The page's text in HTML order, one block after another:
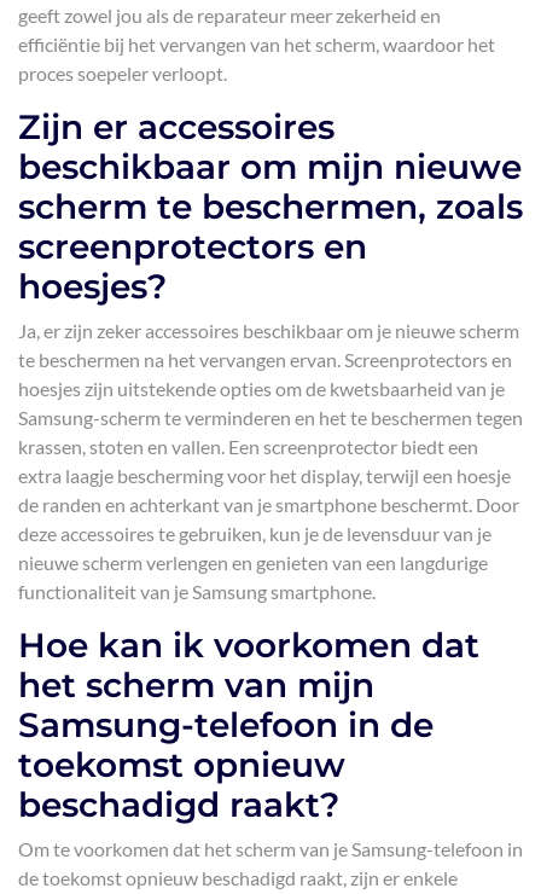
geeft zowel jou als de reparateur meer zekerheid en
efficiëntie bij het vervangen van het scherm, waardoor het
proces soepeler verloopt.
Zijn er accessoires
beschikbaar om mijn nieuwe
scherm te beschermen, zoals
screenprotectors en
hoesjes?
Ja, er zijn zeker accessoires beschikbaar om je nieuwe scherm
te beschermen na het vervangen ervan. Screenprotectors en
hoesjes zijn uitstekende opties om de kwetsbaarheid van je
Samsung-scherm te verminderen en het te beschermen tegen
krassen, stoten en vallen. Een screenprotector biedt een
extra laagje bescherming voor het display, terwijl een hoesje
de randen en achterkant van je smartphone beschermt. Door
deze accessoires te gebruiken, kun je de levensduur van je
nieuwe scherm verlengen en genieten van een langdurige
functionaliteit van je Samsung smartphone.
Hoe kan ik voorkomen dat
het scherm van mijn
Samsung-telefoon in de
toekomst opnieuw
beschadigd raakt?
Om te voorkomen dat het scherm van je Samsung-telefoon in
de toekomst opnieuw beschadigd raakt, zijn er enkele